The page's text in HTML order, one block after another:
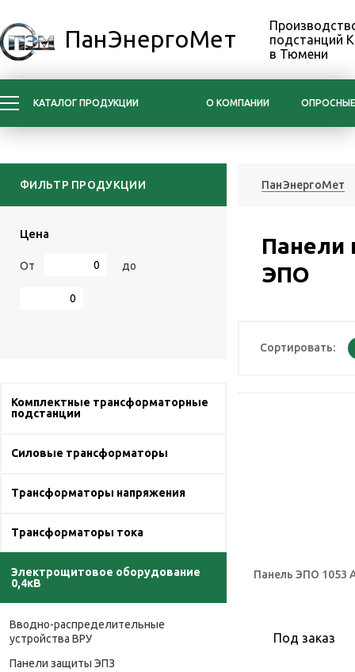
ПанЭнергоМет
подстанций
в Тюмени
КАТАЛОГ ПРОДУКЦИИ О КОМПАНИИ
ФИЛЬТР ПРОДУКЦИИ
Цена
От до
Комплектные трансформаторные
подстанции
Силовые трансформаторы
Трансформаторы напряжения
Трансформаторы тока
Электрощитовое оборудование
0,4кВ
Вводно-распределительные
устройства ВРУ
Панели защиты ЭПЗ
ПанЭнергоМет
Панели
ЭПО
Сортировать:
Панель ЭПО 1053
Под заказ